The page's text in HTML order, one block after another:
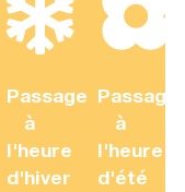
Passage
à
l'heure
d'hiver
Passage
à
l'heure
d'été